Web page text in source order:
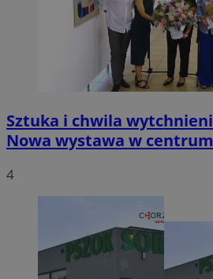
Sztuka i chwila
Nowa wystawa w
4